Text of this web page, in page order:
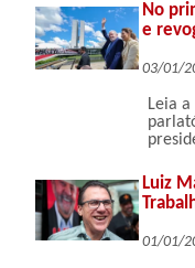
No
e
03/01/
Leia
Luiz
01/01/